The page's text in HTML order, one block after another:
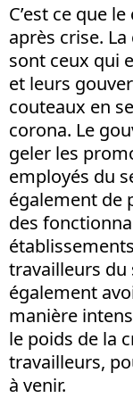
C’est ce que
après crise.
sont ceux qui
et leurs
couteaux en
corona. Le
geler les
employés du
également de
des
travailleurs du
également
manière
le poids de la
travailleurs,
à venir.